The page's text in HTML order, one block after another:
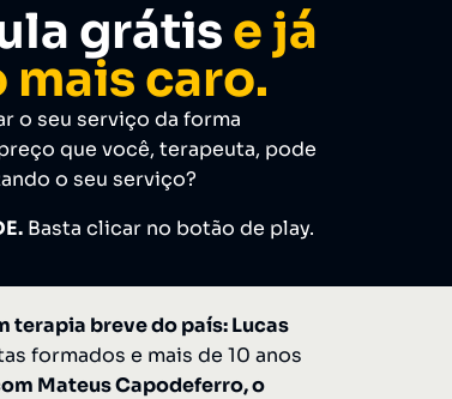
grátise já
caro.
o seu serviço da forma
que você, terapeuta, pode
o seu serviço?
Basta clicar no botão de play.
terapia breve do país: Lucas
formados e mais de 10 anos
Mateus Capodeferro, o